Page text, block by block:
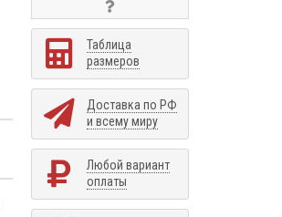
Таблица
размеров
Доставка по РФ
и всему миру
Любой вариант
оплаты